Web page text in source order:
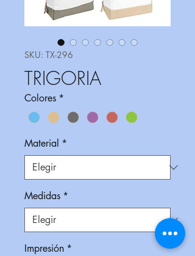
SKU: TX-296
TRIGORIA
Colores *
Material *
Medidas *
Impresión *